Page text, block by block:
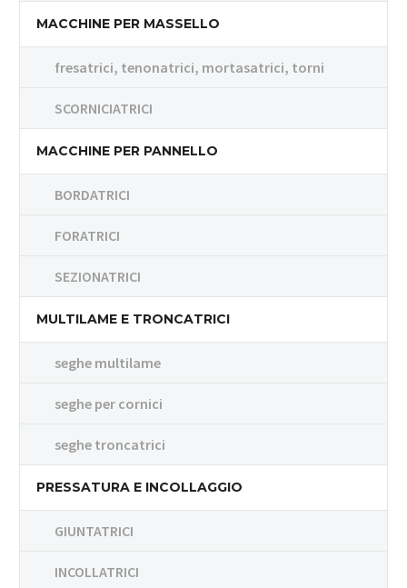
MACCHINE PER MASSELLO
fresatrici, tenonatrici, mortasatrici, torni
SCORNICIATRICI
MACCHINE PER PANNELLO
BORDATRICI
FORATRICI
SEZIONATRICI
MULTILAME E TRONCATRICI
seghe multilame
seghe per cornici
seghe troncatrici
PRESSATURA E INCOLLAGGIO
GIUNTATRICI
INCOLLATRICI